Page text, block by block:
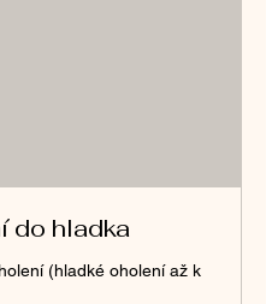
do hladka
(hladké oholení až k